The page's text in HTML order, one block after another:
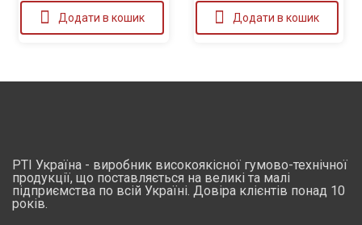
Додати в кошик Додати в кошик
РТІ Україна - виробник високоякісної гумово-технічної
продукції, що поставляється на великі та малі
підприємства по всій Україні. Довіра клієнтів понад 10
років.